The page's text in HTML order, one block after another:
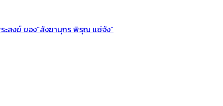
สงฆ์ ของ”สังฆานุกร พิรุณ แซ่จัง”